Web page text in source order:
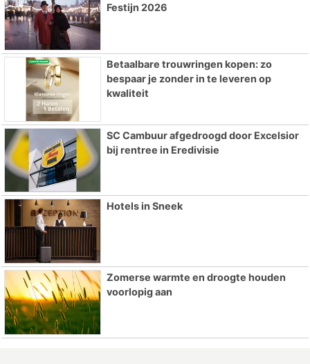
Festijn 2026
Betaalbare trouwringen kopen: zo
bespaar je zonder in te leveren op
kwaliteit
SC Cambuur afgedroogd door Excelsior
bij rentree in Eredivisie
Hotels in Sneek
Zomerse warmte en droogte houden
voorlopig aan